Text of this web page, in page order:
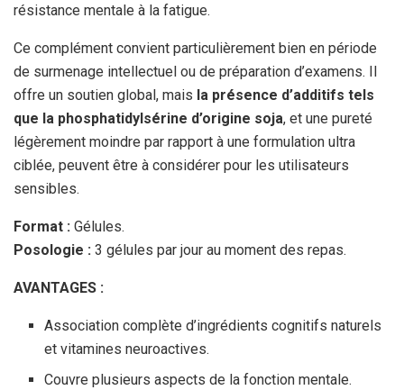
résistance mentale à la fatigue.
Ce complément convient particulièrement bien en période
de surmenage intellectuel ou de préparation d’examens. Il
offre un soutien global, mais la présence d’additifs tels
que la phosphatidylsérine d’origine soja, et une pureté
légèrement moindre par rapport à une formulation ultra
ciblée, peuvent être à considérer pour les utilisateurs
sensibles.
Format : Gélules.
Posologie : 3 gélules par jour au moment des repas.
AVANTAGES :
Association complète d’ingrédients cognitifs naturels
et vitamines neuroactives.
Couvre plusieurs aspects de la fonction mentale.